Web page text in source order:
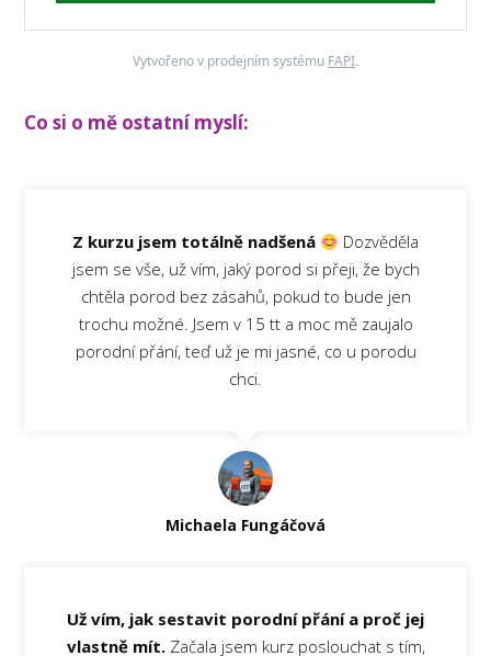
Vytvořeno v prodejním systému FAPI.
Co si o mě ostatní myslí:
Z kurzu jsem totálně nadšená
Dozvěděla
jsem se vše, už vím, jaký porod si přeji, že bych
chtěla porod bez zásahů, pokud to bude jen
trochu možné. Jsem v 15 tt a moc mě zaujalo
porodní přání, teď už je mi jasné, co u porodu
chci.
Michaela Fungáčová
Už vím, jak sestavit porodní přání a proč jej
vlastně mít.Začala jsem kurz poslouchat s tím,